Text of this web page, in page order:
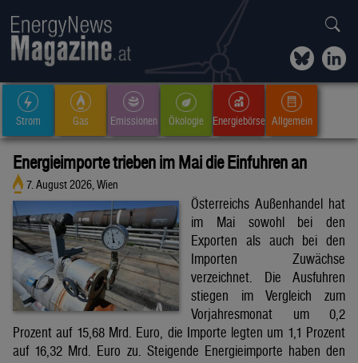
Strom Gas Emissionen Ökologie Energiebörse Allgemein
Energieimporte trieben im Mai die Einfuhren an
7. August 2026, Wien
Österreichs Außenhandel hat
im Mai sowohl bei den
Exporten als auch bei den
Importen Zuwächse
verzeichnet. Die Ausfuhren
stiegen im Vergleich zum
Vorjahresmonat um 0,2
Prozent auf 15,68 Mrd. Euro, die Importe legten um 1,1 Prozent
auf 16,32 Mrd. Euro zu. Steigende Energieimporte haben den